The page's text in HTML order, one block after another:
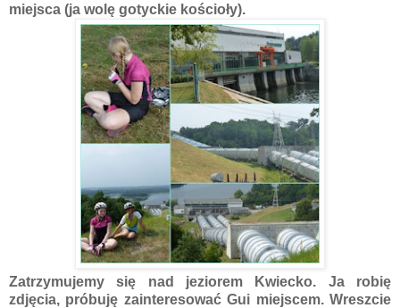
miejsca (ja wolę gotyckie kościoły).
Zatrzymujemy się nad jeziorem Kwiecko. Ja robię
zdjęcia, próbuję zainteresować Gui miejscem. Wreszcie